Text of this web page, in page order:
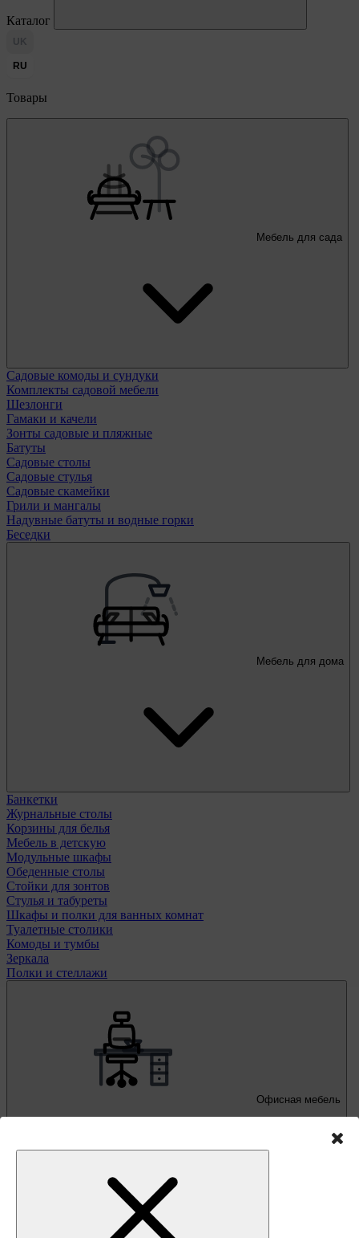
Каталог
UK
RU
Товары
Мебель для сада
Садовые комоды и сундуки
Комплекты садовой мебели
Шезлонги
Гамаки и качели
Зонты садовые и пляжные
Батуты
Садовые столы
Садовые стулья
Садовые скамейки
Грили и мангалы
Надувные батуты и водные горки
Беседки
Мебель для дома
Банкетки
Журнальные столы
Корзины для белья
Мебель в детскую
Модульные шкафы
Обеденные столы
Стойки для зонтов
Стулья и табуреты
Шкафы и полки для ванных комнат
Туалетные столики
Комоды и тумбы
Зеркала
Полки и стеллажи
Офисная мебель